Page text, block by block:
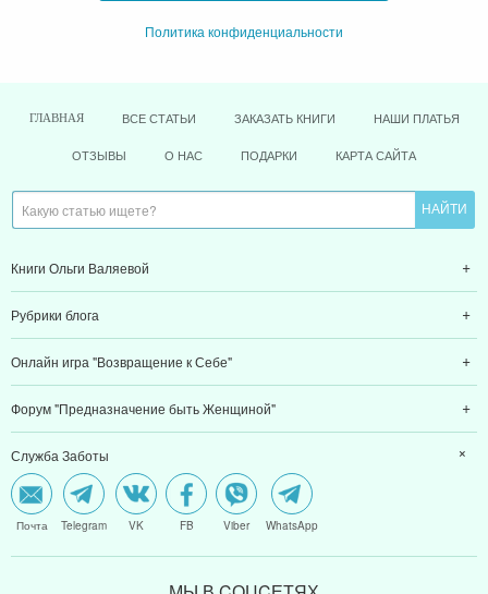
Политика конфиденциальности
ГЛАВНАЯ ВСЕ СТАТЬИ ЗАКАЗАТЬ КНИГИ НАШИ ПЛАТЬЯ
ОТЗЫВЫ О НАС ПОДАРКИ КАРТА САЙТА
Книги Ольги Валяевой
Рубрики блога
Онлайн игра "Возвращение к Себе"
Форум "Предназначение быть Женщиной"
Служба Заботы
Почта Telegram VK FB Viber WhatsApp